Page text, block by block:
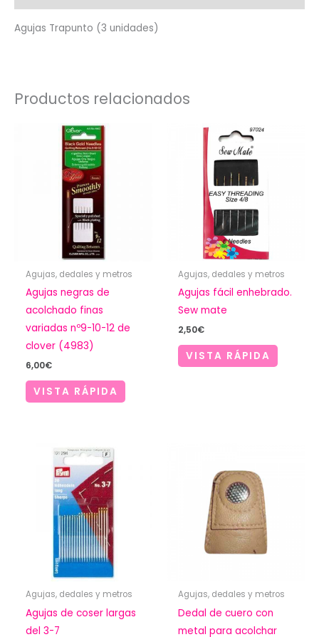
Agujas Trapunto (3 unidades)
Productos relacionados
Agujas, dedales y metros
Agujas negras de
acolchado finas
variadas nº9-10-12 de
clover (4983)
6,00€
VISTA RÁPIDA
Agujas, dedales y metros
Agujas fácil enhebrado.
Sew mate
2,50€
VISTA RÁPIDA
Agujas, dedales y metros
Agujas de coser largas
del 3-7
Agujas, dedales y metros
Dedal de cuero con
metal para acolchar